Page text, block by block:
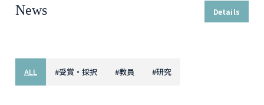
News Details
ALL #受賞・採択 #教員 #研究